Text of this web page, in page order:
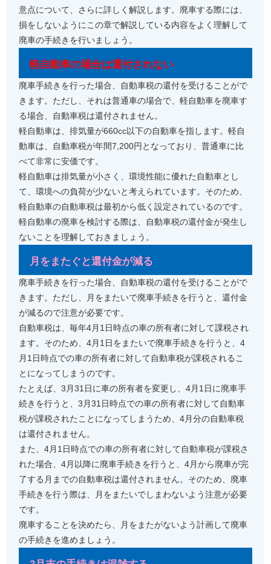
意点について、さらに詳しく解説します。廃車する際には、
損をしないようにこの章で解説している内容をよく理解して
廃車の手続きを行いましょう。
軽自動車の場合は還付されない
廃車手続きを行った場合、自動車税の還付を受けることがで
きます。ただし、それは普通車の場合で、軽自動車を廃車す
る場合、自動車税は還付されません。
軽自動車は、排気量が660cc以下の自動車を指します。軽自
動車は、自動車税が年間7,200円となっており、普通車に比
べて非常に安価です。
軽自動車は排気量が小さく、環境性能に優れた自動車とし
て、環境への負荷が少ないと考えられています。そのため、
軽自動車の自動車税は最初から低く設定されているのです。
軽自動車の廃車を検討する際は、自動車税の還付金が発生し
ないことを理解しておきましょう。
月をまたぐと還付金が減る
廃車手続きを行った場合、自動車税の還付を受けることがで
きます。ただし、月をまたいで廃車手続きを行うと、還付金
が減るので注意が必要です。
自動車税は、毎年4月1日時点の車の所有者に対して課税され
ます。そのため、4月1日をまたいで廃車手続きを行うと、4
月1日時点での車の所有者に対して自動車税が課税されるこ
とになってしまうのです。
たとえば、3月31日に車の所有者を変更し、4月1日に廃車手
続きを行うと、3月31日時点での車の所有者に対して自動車
税が課税されたことになってしまうため、4月分の自動車税
は還付されません。
また、4月1日時点での車の所有者に対して自動車税が課税さ
れた場合、4月以降に廃車手続きを行うと、4月から廃車が完
了する月までの自動車税は還付されません。そのため、廃車
手続きを行う際は、月をまたいでしまわないよう注意が必要
です。
廃車することを決めたら、月をまたがないよう計画して廃車
の手続きを進めましょう。